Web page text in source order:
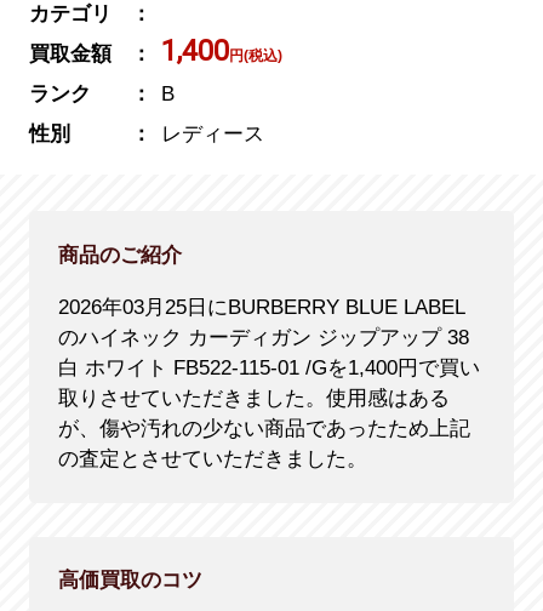
カテゴリ
買取金額
1,400円(税込)
ランク
B
性別
レディース
商品のご紹介
2026年03月25日にBURBERRY BLUE LABEL
のハイネック カーディガン ジップアップ 38
白 ホワイト FB522-115-01 /Gを1,400円で買い
取りさせていただきました。使用感はある
が、傷や汚れの少ない商品であったため上記
の査定とさせていただきました。
高価買取のコツ